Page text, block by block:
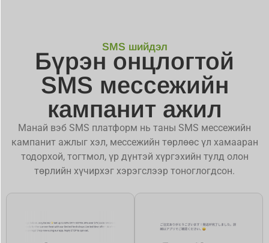
SMS шийдэл
Бүрэн онцлогтой
SMS мессежийн
кампанит ажил
Манай вэб SMS платформ нь таны SMS мессежийн
кампанит ажлыг хэл, мессежийн төрлөөс үл хамааран
тодорхой, тогтмол, үр дүнтэй хүргэхийн тулд олон
төрлийн хүчирхэг хэрэгслээр тоноглогдсон.